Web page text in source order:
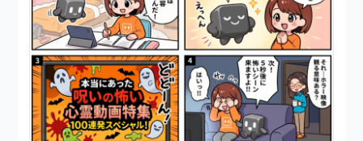
manabi+ schoolの問題・テスト作成機能を強化しま…
2026年7月8日